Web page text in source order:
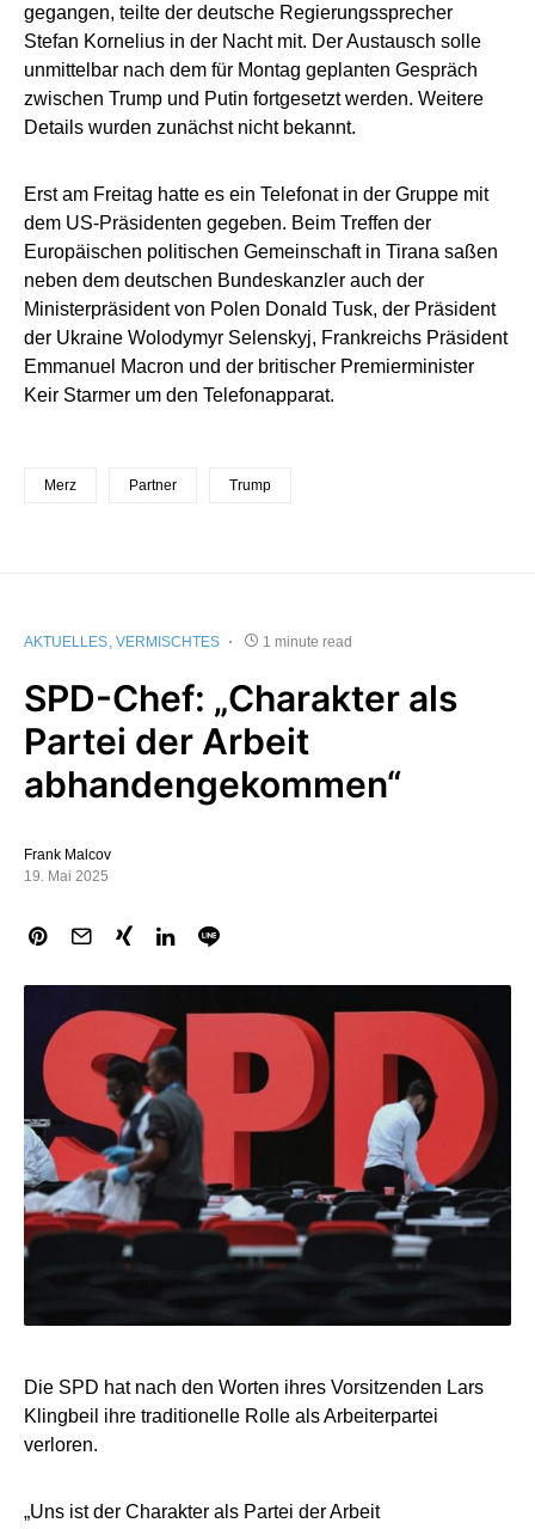
gegangen, teilte der deutsche Regierungssprecher
Stefan Kornelius in der Nacht mit. Der Austausch solle
unmittelbar nach dem für Montag geplanten Gespräch
zwischen Trump und Putin fortgesetzt werden. Weitere
Details wurden zunächst nicht bekannt.
Erst am Freitag hatte es ein Telefonat in der Gruppe mit
dem US-Präsidenten gegeben. Beim Treffen der
Europäischen politischen Gemeinschaft in Tirana saßen
neben dem deutschen Bundeskanzler auch der
Ministerpräsident von Polen Donald Tusk, der Präsident
der Ukraine Wolodymyr Selenskyj, Frankreichs Präsident
Emmanuel Macron und der britischer Premierminister
Keir Starmer um den Telefonapparat.
Merz Partner Trump
AKTUELLES VERMISCHTES 1 minute read
SPD-Chef: „Charakter als
Partei der Arbeit
abhandengekommen“
Frank Malcov
19. Mai 2025
Die SPD hat nach den Worten ihres Vorsitzenden Lars
Klingbeil ihre traditionelle Rolle als Arbeiterpartei
verloren.
„Uns ist der Charakter als Partei der Arbeit